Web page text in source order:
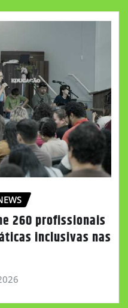
260 profissionais
inclusivas nas